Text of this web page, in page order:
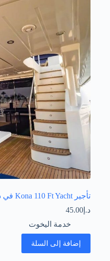
تأجير Kona 110 Ft Yacht في دبي
د.إ 45.00
خدمة اليخوت
إضافة إلى السلة